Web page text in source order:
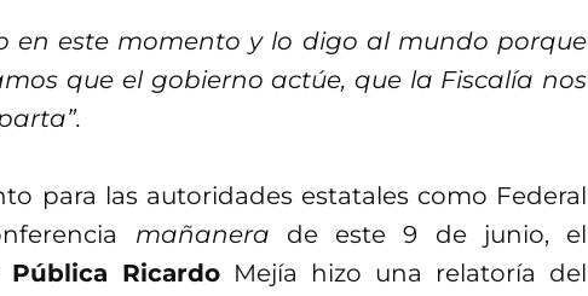
en este momento y lo digo al mundo porque
que el gobierno actúe, que la Fiscalía nos
para las autoridades estatales como Federal
mañanera de este 9 de junio, el
Pública Ricardo Mejía hizo una relatoría del